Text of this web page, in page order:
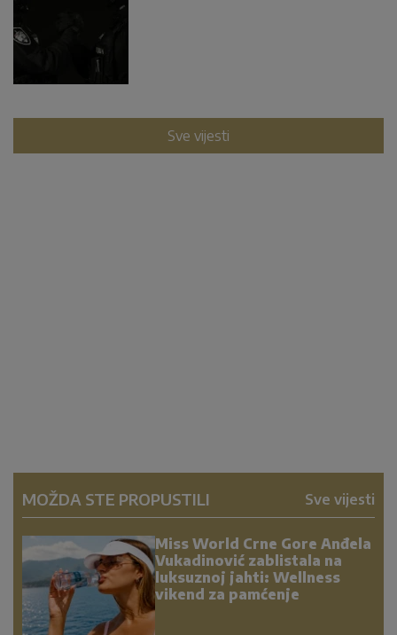
Sve vijesti
MOŽDA STE PROPUSTILI Sve vijesti
Miss World Crne Gore Anđela
Vukadinović zablistala na
luksuznoj jahti: Wellness
vikend za pamćenje